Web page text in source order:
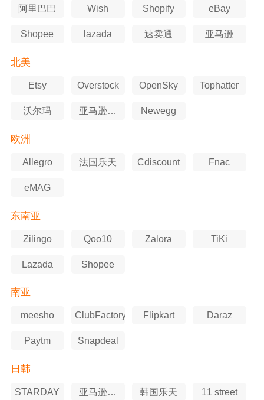
阿里巴巴 Wish Shopify eBay
Shopee lazada 速卖通 亚马逊
北美
Etsy Overstock OpenSky Tophatter
沃尔玛
亚马逊美
Newegg
欧洲
Allegro 法国乐天 Cdiscount Fnac
eMAG
东南亚
Zilingo Qoo10 Zalora TiKi
Lazada Shopee
南亚
meesho ClubFactory Flipkart Daraz
Paytm Snapdeal
日韩
STARDAY
亚马逊日
韩国乐天 11 street